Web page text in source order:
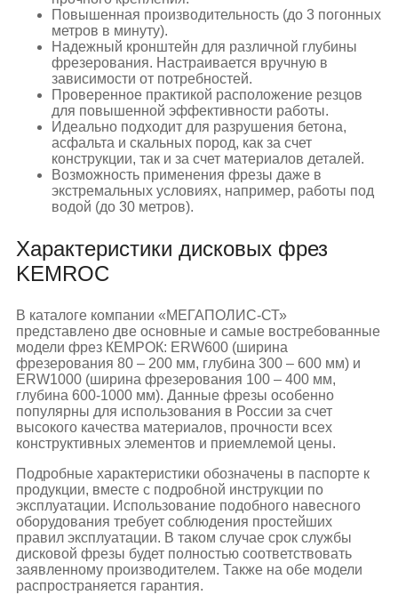
Повышенная производительность (до 3 погонных
метров в минуту).
Надежный кронштейн для различной глубины
фрезерования. Настраивается вручную в
зависимости от потребностей.
Проверенное практикой расположение резцов
для повышенной эффективности работы.
Идеально подходит для разрушения бетона,
асфальта и скальных пород, как за счет
конструкции, так и за счет материалов деталей.
Возможность применения фрезы даже в
экстремальных условиях, например, работы под
водой (до 30 метров).
Характеристики дисковых фрез
KEMROC
В каталоге компании «МЕГАПОЛИС-СТ»
представлено две основные и самые востребованные
модели фрез КЕМРОК: ERW600 (ширина
фрезерования 80 – 200 мм, глубина 300 – 600 мм) и
ERW1000 (ширина фрезерования 100 – 400 мм,
глубина 600-1000 мм). Данные фрезы особенно
популярны для использования в России за счет
высокого качества материалов, прочности всех
конструктивных элементов и приемлемой цены.
Подробные характеристики обозначены в паспорте к
продукции, вместе с подробной инструкции по
эксплуатации. Использование подобного навесного
оборудования требует соблюдения простейших
правил эксплуатации. В таком случае срок службы
дисковой фрезы будет полностью соответствовать
заявленному производителем. Также на обе модели
распространяется гарантия.